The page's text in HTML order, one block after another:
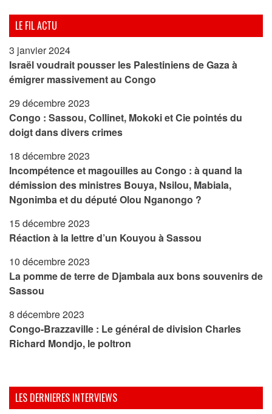
LE FIL ACTU
3 janvier 2024
Israël voudrait pousser les Palestiniens de Gaza à
émigrer massivement au Congo
29 décembre 2023
Congo : Sassou, Collinet, Mokoki et Cie pointés du
doigt dans divers crimes
18 décembre 2023
Incompétence et magouilles au Congo : à quand la
démission des ministres Bouya, Nsilou, Mabiala,
Ngonimba et du député Olou Nganongo ?
15 décembre 2023
Réaction à la lettre d’un Kouyou à Sassou
10 décembre 2023
La pomme de terre de Djambala aux bons souvenirs de
Sassou
8 décembre 2023
Congo-Brazzaville : Le général de division Charles
Richard Mondjo, le poltron
LES DERNIERES INTERVIEWS